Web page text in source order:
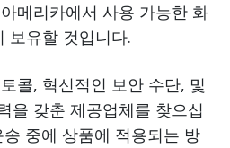
메리카에서 사용 가능한 화
보유할 것입니다.
콜, 혁신적인 보안 수단, 및
을 갖춘 제공업체를 찾으십
중에 상품에 적용되는 방